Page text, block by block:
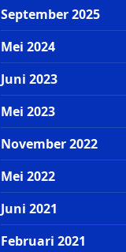
September 2025
Mei 2024
Juni 2023
Mei 2023
November 2022
Mei 2022
Juni 2021
Februari 2021